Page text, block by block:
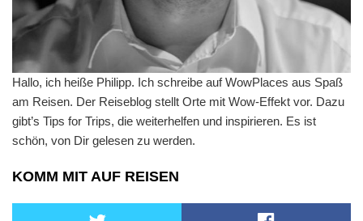
Hallo, ich heiße Philipp. Ich schreibe auf WowPlaces aus Spaß
am Reisen. Der Reiseblog stellt Orte mit Wow-Effekt vor. Dazu
gibt’s Tips for Trips, die weiterhelfen und inspirieren. Es ist
schön, von Dir gelesen zu werden.
KOMM MIT AUF REISEN